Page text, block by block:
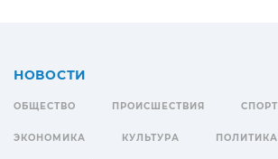
НОВОСТИ
ОБЩЕСТВО ПРОИСШЕСТВИЯ СПОРТ
ЭКОНОМИКА КУЛЬТУРА ПОЛИТИКА